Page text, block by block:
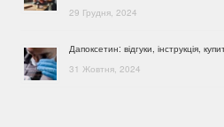
29 Грудня, 2024
Дапоксетин: відгуки, інструкція,
31 Жовтня, 2024